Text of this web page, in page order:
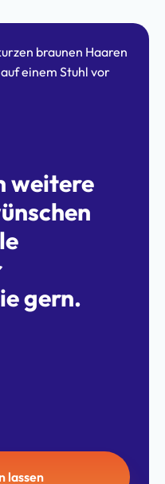
von Kunden,
weitere
gern.
lassen